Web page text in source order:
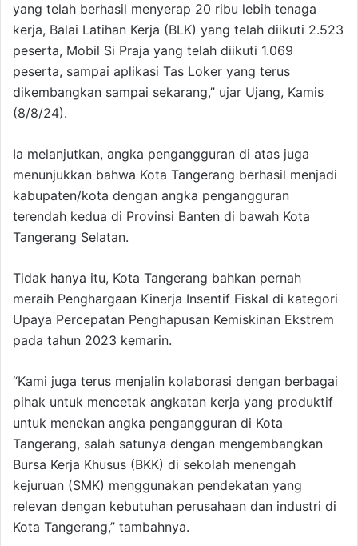
yang telah berhasil menyerap 20 ribu lebih tenaga
kerja, Balai Latihan Kerja (BLK) yang telah diikuti 2.523
peserta, Mobil Si Praja yang telah diikuti 1.069
peserta, sampai aplikasi Tas Loker yang terus
dikembangkan sampai sekarang,” ujar Ujang, Kamis
(8/8/24).
Ia melanjutkan, angka pengangguran di atas juga
menunjukkan bahwa Kota Tangerang berhasil menjadi
kabupaten/kota dengan angka pengangguran
terendah kedua di Provinsi Banten di bawah Kota
Tangerang Selatan.
Tidak hanya itu, Kota Tangerang bahkan pernah
meraih Penghargaan Kinerja Insentif Fiskal di kategori
Upaya Percepatan Penghapusan Kemiskinan Ekstrem
pada tahun 2023 kemarin.
“Kami juga terus menjalin kolaborasi dengan berbagai
pihak untuk mencetak angkatan kerja yang produktif
untuk menekan angka pengangguran di Kota
Tangerang, salah satunya dengan mengembangkan
Bursa Kerja Khusus (BKK) di sekolah menengah
kejuruan (SMK) menggunakan pendekatan yang
relevan dengan kebutuhan perusahaan dan industri di
Kota Tangerang,” tambahnya.